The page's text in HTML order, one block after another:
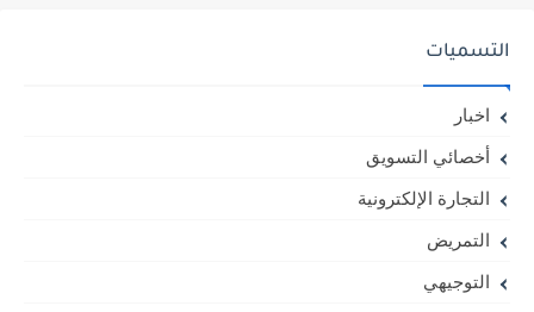
التسميات
اخبار
أخصائي التسويق
التجارة الإلكترونية
التمريض
التوجيهي